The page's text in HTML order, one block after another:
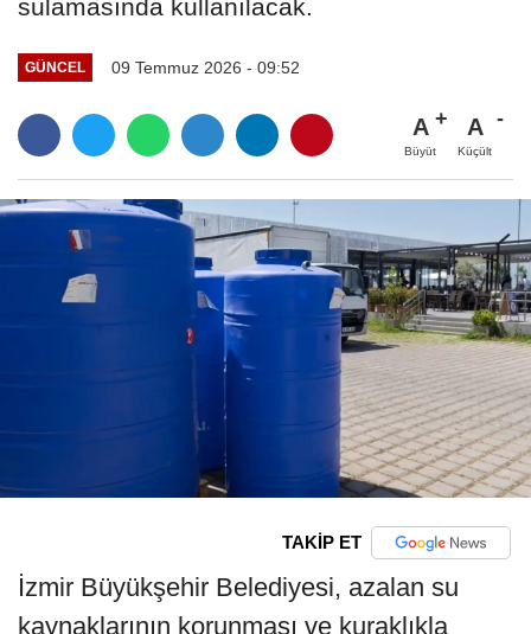
sulamasında kullanılacak.
GÜNCEL 09 Temmuz 2026 - 09:52
A
Büyüt
A
Küçült
TAKİP ET
İzmir Büyükşehir Belediyesi, azalan su
kaynaklarının korunması ve kuraklıkla